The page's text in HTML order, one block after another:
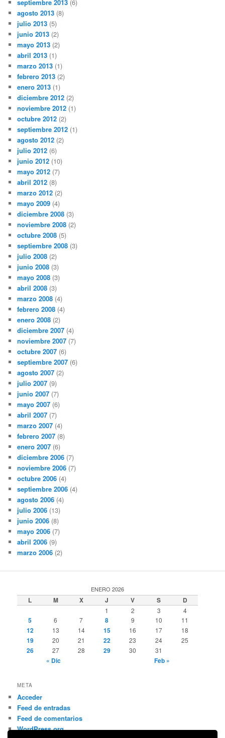
septiembre 2013 (6)
agosto 2013 (8)
julio 2013 (5)
junio 2013 (2)
mayo 2013 (2)
abril 2013 (1)
marzo 2013 (1)
febrero 2013 (2)
enero 2013 (1)
diciembre 2012 (2)
noviembre 2012 (1)
octubre 2012 (2)
septiembre 2012 (1)
agosto 2012 (2)
julio 2012 (6)
junio 2012 (10)
mayo 2012 (7)
abril 2012 (8)
marzo 2012 (2)
mayo 2009 (4)
diciembre 2008 (3)
noviembre 2008 (2)
octubre 2008 (5)
septiembre 2008 (3)
julio 2008 (2)
junio 2008 (3)
mayo 2008 (3)
abril 2008 (3)
marzo 2008 (4)
febrero 2008 (4)
enero 2008 (2)
diciembre 2007 (4)
noviembre 2007 (7)
octubre 2007 (6)
septiembre 2007 (6)
agosto 2007 (2)
julio 2007 (9)
junio 2007 (7)
mayo 2007 (6)
abril 2007 (7)
marzo 2007 (4)
febrero 2007 (8)
enero 2007 (6)
diciembre 2006 (7)
noviembre 2006 (7)
octubre 2006 (4)
septiembre 2006 (4)
agosto 2006 (4)
julio 2006 (13)
junio 2006 (8)
mayo 2006 (7)
abril 2006 (9)
marzo 2006 (2)
ENERO 2026
L M X J V S D
1 2 3 4
5 6 7 8 9 10 11
12 13 14 15 16 17 18
19 20 21 22 23 24 25
26 27 28 29 30 31
« Dic Feb »
META
Acceder
Feed de entradas
Feed de comentarios
WordPress.org